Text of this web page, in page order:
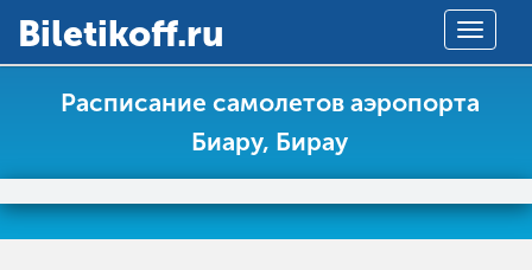
Toggle
Вiletikoff.ru
Расписание самолетов аэропорта
Биару, Бирау